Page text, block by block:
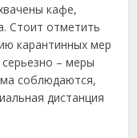
кафе,
Стоит отметить
карантинных мер
– меры
соблюдаются,
дистанция